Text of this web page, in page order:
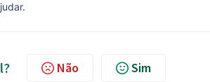
Não Sim